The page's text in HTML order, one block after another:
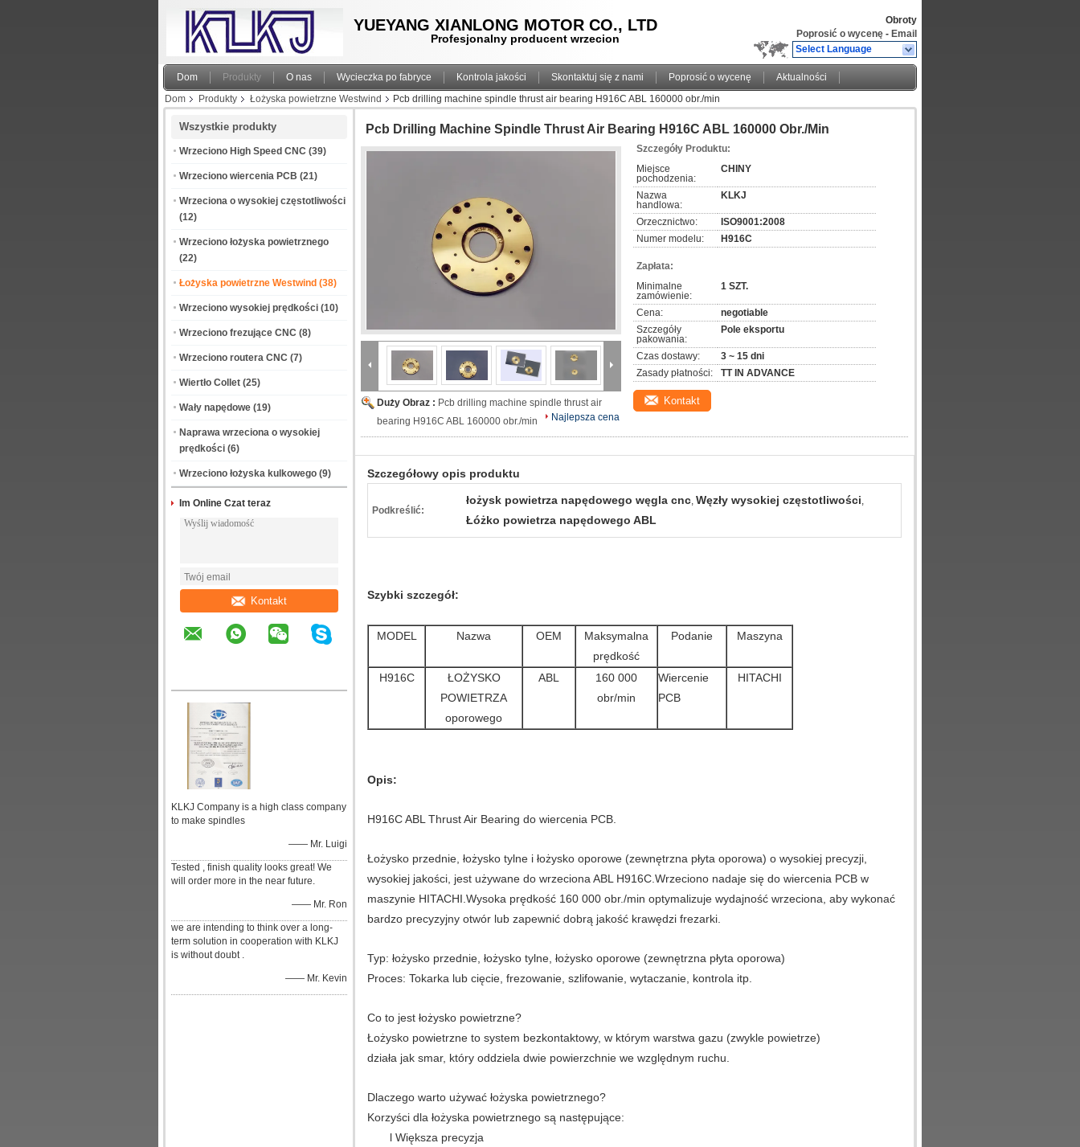
YUEYANG XIANLONG MOTOR CO., LTD
Profesjonalny producent wrzecion
Obroty
Poprosić o wycenę - Email
Select Language
Dom Produkty O nas Wycieczka po fabryce Kontrola jakości Skontaktuj się z nami Poprosić o wycenę
Aktualności
Dom
Produkty Łożyska powietrzne Westwind Pcb drilling machine spindle thrust air bearing H916C ABL 160000 obr./min
Wszystkie produkty
Wrzeciono High Speed ​​CNC (39)
Wrzeciono wiercenia PCB (21)
Wrzeciona o wysokiej częstotliwości
(12)
Wrzeciono łożyska powietrznego
(22)
Łożyska powietrzne Westwind (38)
Wrzeciono wysokiej prędkości (10)
Wrzeciono frezujące CNC (8)
Wrzeciono routera CNC (7)
Wiertło Collet (25)
Wały napędowe (19)
Naprawa wrzeciona o wysokiej
prędkości (6)
Wrzeciono łożyska kulkowego (9)
Im Online Czat teraz
Kontakt
KLKJ Company is a high class company
to make spindles
—— Mr. Luigi
Tested , finish quality looks great! We
will order more in the near future.
—— Mr. Ron
we are intending to think over a long-
term solution in cooperation with KLKJ
is without doubt .
—— Mr. Kevin
Pcb Drilling Machine Spindle Thrust Air Bearing H916C ABL 160000 Obr./min
Duży Obraz : Pcb drilling machine spindle thrust air
bearing H916C ABL 160000 obr./min
Najlepsza cena
Szczegóły Produktu:
Miejsce
pochodzenia:
CHINY
Nazwa
handlowa:
KLKJ
Orzecznictwo:
ISO9001:2008
Numer modelu:
H916C
Zapłata:
Minimalne
zamówienie:
1 SZT.
Cena:
negotiable
Szczegóły
pakowania:
Pole eksportu
Czas dostawy:
3 ~ 15 dni
Zasady płatności:
TT IN ADVANCE
Kontakt
Szczegółowy opis produktu
Podkreślić:
łożysk powietrza napędowego węgla cnc, Węzły wysokiej częstotliwości,
Łóżko powietrza napędowego ABL
Szybki szczegół:
MODEL Nazwa OEM
Maksymalna
prędkość
Podanie Maszyna
H916C
ŁOŻYSKO
POWIETRZA
oporowego
ABL
160 000
obr/min
Wiercenie
PCB
HITACHI
Opis:
H916C ABL Thrust Air Bearing do wiercenia PCB.
Łożysko przednie, łożysko tylne i łożysko oporowe (zewnętrzna płyta oporowa) o wysokiej precyzji,
wysokiej jakości, jest używane do wrzeciona ABL H916C.Wrzeciono nadaje się do wiercenia PCB w
maszynie HITACHI.Wysoka prędkość 160 000 obr./min optymalizuje wydajność wrzeciona, aby wykonać
bardzo precyzyjny otwór lub zapewnić dobrą jakość krawędzi frezarki.
Typ: łożysko przednie, łożysko tylne, łożysko oporowe (zewnętrzna płyta oporowa)
Proces: Tokarka lub cięcie, frezowanie, szlifowanie, wytaczanie, kontrola itp.
Co to jest łożysko powietrzne?
Łożysko powietrzne to system bezkontaktowy, w którym warstwa gazu (zwykle powietrze)
działa jak smar, który oddziela dwie powierzchnie we względnym ruchu.
Dlaczego warto używać łożyska powietrznego?
Korzyści dla łożyska powietrznego są następujące:
l Większa precyzja